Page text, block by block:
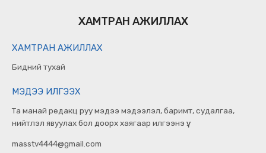
ХАМТРАН АЖИЛЛАХ
ХАМТРАН АЖИЛЛАХ
Бидний тухай
МЭДЭЭ ИЛГЭЭХ
Та манай редакц руу мэдээ мэдээлэл, баримт, судалгаа,
нийтлэл явуулах бол доорх хаягаар илгээнэ үү.
masstv4444@gmail.com